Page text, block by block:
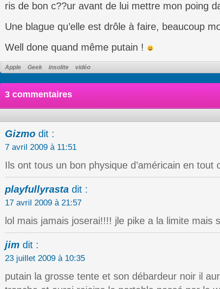
ris de bon c??ur avant de lui mettre mon poing
Une blague qu’elle est drôle à faire, beaucoup
Well done quand même putain !
Apple Geek insolite vidéo
3 commentaires
Gizmo dit :
7 avril 2009 à 11:51
Ils ont tous un bon physique d’américain en tout
playfullyrasta dit :
17 avril 2009 à 21:57
lol mais jamais joserai!!!! jle pike a la limite mais
jim dit :
23 juillet 2009 à 10:35
putain la grosse tente et son débardeur noir il